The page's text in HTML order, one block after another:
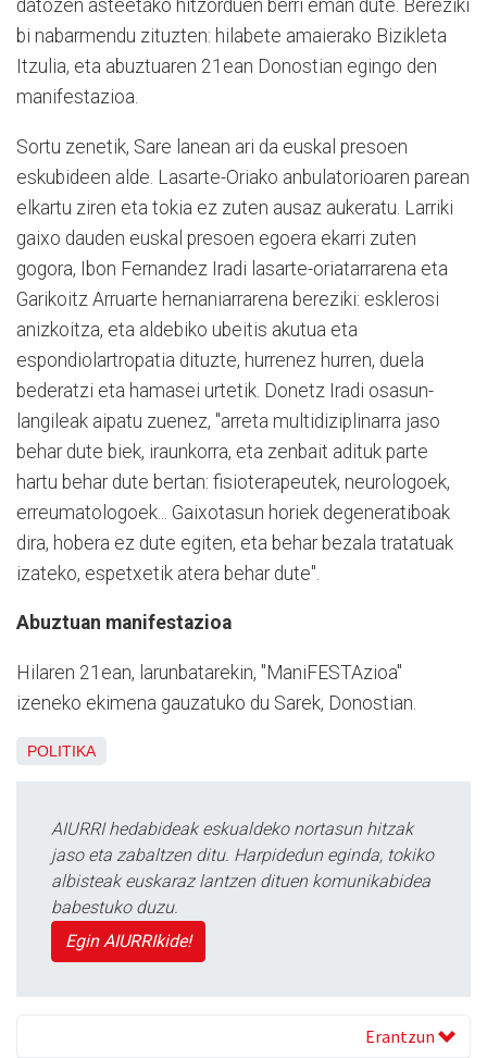
datozen asteetako hitzorduen berri eman dute. Bereziki
bi nabarmendu zituzten: hilabete amaierako Bizikleta
Itzulia, eta abuztuaren 21ean Donostian egingo den
manifestazioa.
Sortu zenetik, Sare lanean ari da euskal presoen
eskubideen alde. Lasarte-Oriako anbulatorioaren parean
elkartu ziren eta tokia ez zuten ausaz aukeratu. Larriki
gaixo dauden euskal presoen egoera ekarri zuten
gogora, Ibon Fernandez Iradi lasarte-oriatarrarena eta
Garikoitz Arruarte hernaniarrarena bereziki: esklerosi
anizkoitza, eta aldebiko ubeitis akutua eta
espondiolartropatia dituzte, hurrenez hurren, duela
bederatzi eta hamasei urtetik. Donetz Iradi osasun-
langileak aipatu zuenez, "arreta multidiziplinarra jaso
behar dute biek, iraunkorra, eta zenbait adituk parte
hartu behar dute bertan: fisioterapeutek, neurologoek,
erreumatologoek... Gaixotasun horiek degeneratiboak
dira, hobera ez dute egiten, eta behar bezala tratatuak
izateko, espetxetik atera behar dute".
Abuztuan manifestazioa
Hilaren 21ean, larunbatarekin, "ManiFESTAzioa"
izeneko ekimena gauzatuko du Sarek, Donostian.
POLITIKA
AIURRI hedabideak eskualdeko nortasun hitzak
jaso eta zabaltzen ditu. Harpidedun eginda, tokiko
albisteak euskaraz lantzen dituen komunikabidea
babestuko duzu.
Egin AIURRIkide!
Erantzun